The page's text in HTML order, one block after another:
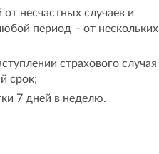
несчастных случаев и
период – от нескольких
страхового случая
срок;
7 дней в неделю.